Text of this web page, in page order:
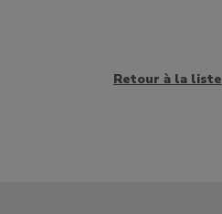
Retour à la liste